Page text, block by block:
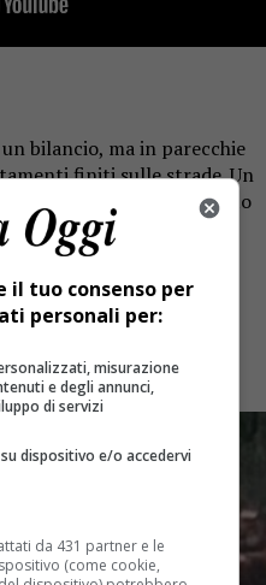
bilancio, ma in parecchie
finiti sulle strade. Un
è stato l’albero che è finito
e Varallo. Sul
fuoco, così come in altri
hanno creato
sia alle strutture e alle
il tuo consenso per
personali per:
misurazione
e degli annunci,
di servizi
dispositivo e/o accedervi
da 431 partner e le
(come cookie,